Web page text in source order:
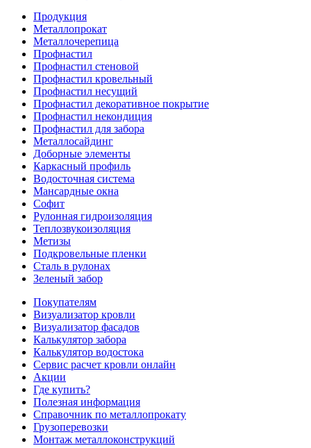
Продукция
Металлопрокат
Металлочерепица
Профнастил
Профнастил стеновой
Профнастил кровельный
Профнастил несущий
Профнастил декоративное покрытие
Профнастил некондиция
Профнастил для забора
Металлосайдинг
Доборные элементы
Каркасный профиль
Водосточная система
Мансардные окна
Софит
Рулонная гидроизоляция
Теплозвукоизоляция
Метизы
Подкровельные пленки
Сталь в рулонах
Зеленый забор
Покупателям
Визуализатор кровли
Визуализатор фасадов
Калькулятор забора
Калькулятор водостока
Сервис расчет кровли онлайн
Акции
Где купить?
Полезная информация
Справочник по металлопрокату
Грузоперевозки
Монтаж металлоконструкций